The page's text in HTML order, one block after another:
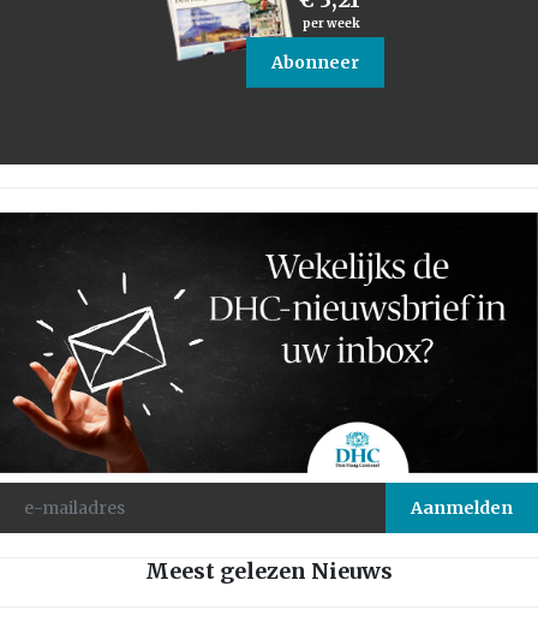
per week
Abonneer
Meest gelezen Nieuws